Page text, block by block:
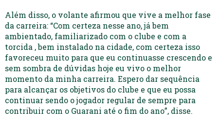
Além disso, o volante afirmou que vive a melhor fase
da carreira: “Com certeza nesse ano, já bem
ambientado, familiarizado com o clube e com a
torcida , bem instalado na cidade, com certeza isso
favoreceu muito para que eu continuasse crescendo e
sem sombra de dúvidas hoje eu vivo o melhor
momento da minha carreira. Espero dar sequência
para alcançar os objetivos do clube e que eu possa
continuar sendo o jogador regular de sempre para
contribuir com o Guarani até o fim do ano”, disse.